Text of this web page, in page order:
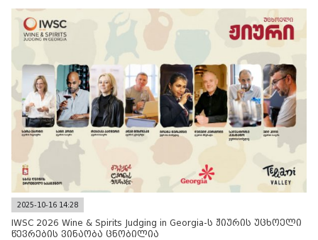
2025-10-16 14:28
IWSC 2026 Wine & Spirits Judging in Georgia-ს ჟიურის უცხოელი
წევრების ვინაობა ცნობილია